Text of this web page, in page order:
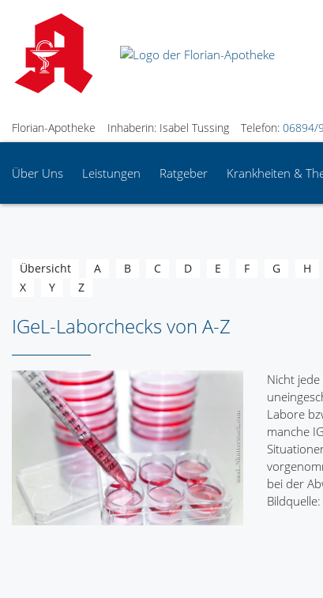
Florian-Apotheke Inhaberin: Isabel Tussing Telefon: 06894/
Über Uns Leistungen Ratgeber Krankheiten &
Übersicht A B C D E F G H
X
Y Z
IGeL-Laborchecks von A-Z
Nicht
Labore
manche
bei der